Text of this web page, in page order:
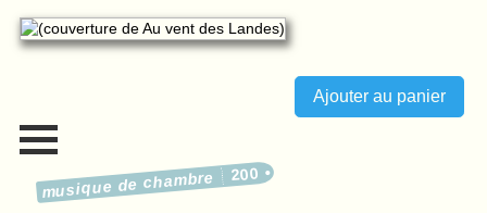
musique de chambre 200